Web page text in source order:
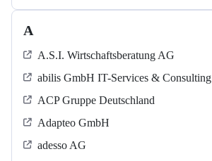
A
A.S.I. Wirtschaftsberatung AG
abilis GmbH IT-Services & Consulting
ACP Gruppe Deutschland
Adapteo GmbH
adesso AG